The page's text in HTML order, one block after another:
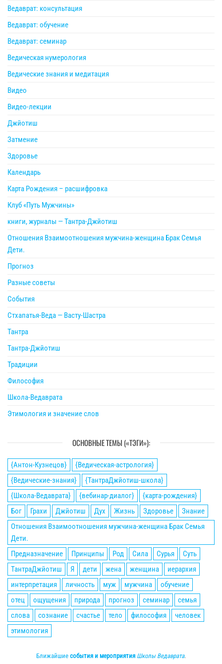
Ведаврат: консультация
Ведаврат: обучение
Ведаврат: семинар
Ведическая нумерология
Ведические знания и медитация
Видео
Видео-лекции
Джйотиш
Затмение
Здоровье
Календарь
Карта Рождения – расшифровка
Клуб «Путь Мужчины»
книги, журналы — Тантра-Джйотиш
Отношения Взаимоотношения мужчина-женщина Брак Семья
Дети.
Прогноз
Разные советы
События
Стхапатья-Веда — Васту-Шастра
Тантра
Тантра-Джйотиш
Традиции
Философия
Школа-Ведаврата
Этимология и значение слов
ОСНОВНЫЕ ТЕМЫ («ТЭГИ»):
{Антон-Кузнецов}
{Ведическая-астрология}
{Ведические-знания}
{ТантраДжйотиш-школа}
{Школа-Ведаврата}
{вебинар-диалог}
{карта-рождения}
Бог
Грахи Джйотиш Дух Жизнь Здоровье
Знание
Отношения Взаимоотношения мужчина-женщина Брак Семья
Дети.
Предназначение
Принципы Род Сила Сурья
Суть
ТантраДжйотиш
Я дети жена женщина
иерархия
интерпретация
личность муж мужчина
обучение
отец
ощущения природа прогноз семинар
семья
слова
сознание счастье тело философия
человек
этимология
Ближайшие события и мероприятия Школы Ведаврата.